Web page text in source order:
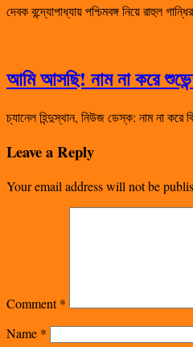
দেবক বন্দ্যোপাধ্যায় পশ্চিমবঙ্গ নিয়ে রাহুল
আমি আসছি! নাম না করে
চ্যানেল হিন্দুস্থান, নিউজ ডেস্ক: নাম না
Leave a Reply
Your email address will not be
Comment*
Name *